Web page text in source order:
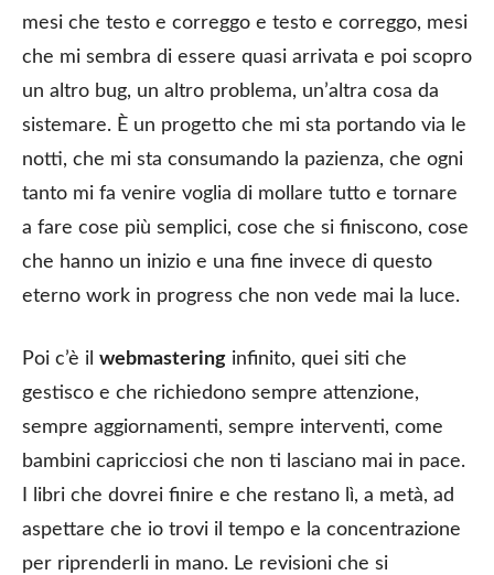
mesi che testo e correggo e testo e correggo, mesi
che mi sembra di essere quasi arrivata e poi scopro
un altro bug, un altro problema, un’altra cosa da
sistemare. È un progetto che mi sta portando via le
notti, che mi sta consumando la pazienza, che ogni
tanto mi fa venire voglia di mollare tutto e tornare
a fare cose più semplici, cose che si finiscono, cose
che hanno un inizio e una fine invece di questo
eterno work in progress che non vede mai la luce.
Poi c’è il webmastering infinito, quei siti che
gestisco e che richiedono sempre attenzione,
sempre aggiornamenti, sempre interventi, come
bambini capricciosi che non ti lasciano mai in pace.
I libri che dovrei finire e che restano lì, a metà, ad
aspettare che io trovi il tempo e la concentrazione
per riprenderli in mano. Le revisioni che si